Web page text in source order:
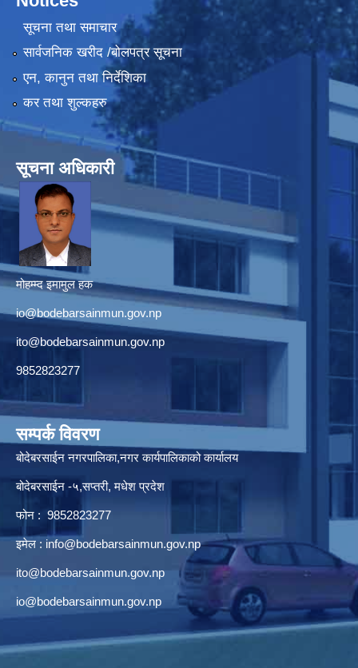
सूचना तथा समाचार
सार्वजनिक खरीद /बोलपत्र सूचना
एन, कानुन तथा निर्देशिका
कर तथा शुल्कहरु
सूचना अधिकारी
मोहम्म्द इमामुल हक
io@bodebarsainmun.gov.np
ito@bodebarsainmun.gov.np
9852823277
सम्पर्क विवरण
बोदेबरसाईन नगरपालिका,नगर कार्यपालिकाको कार्यालय
बोदेबरसाईन -५,सप्तरी, मधेश प्रदेश
फोन : 9852823277
इमेल : info@bodebarsainmun.gov.np
ito@bodebarsainmun.gov.np
io@bodebarsainmun.gov.np